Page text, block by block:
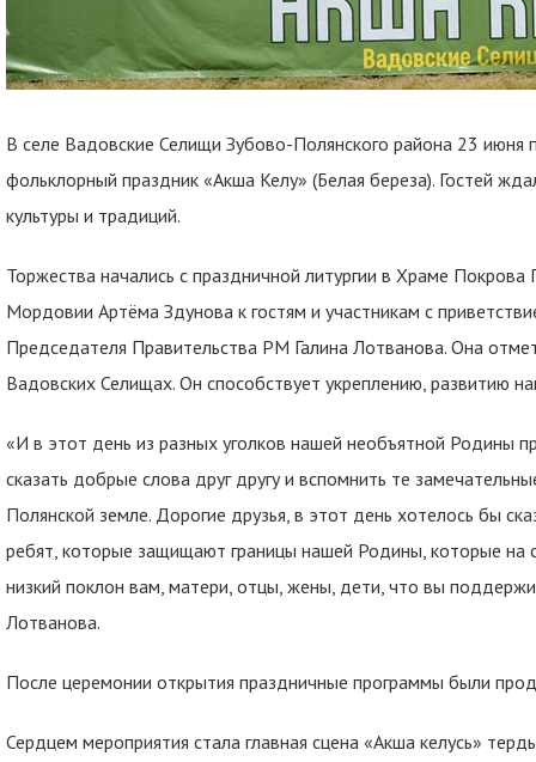
В селе Вадовские Селищи Зубово-Полянского района 23 июня
фольклорный праздник «Акша Келу» (Белая береза). Гостей
культуры и традиций.
Торжества начались с праздничной литургии в Храме
Мордовии Артёма Здунова к гостям и участникам с
Председателя Правительства РМ Галина Лотванова. Она
Вадовских Селищах. Он способствует укреплению, развитию
«И в этот день из разных уголков нашей необъятной Родины
сказать добрые слова друг другу и вспомнить те
Полянской земле. Дорогие друзья, в этот день хотелось бы
ребят, которые защищают границы нашей Родины, которые на
низкий поклон вам, матери, отцы, жены, дети, что вы
Лотванова.
После церемонии открытия праздничные программы были
Сердцем мероприятия стала главная сцена «Акша келусь»